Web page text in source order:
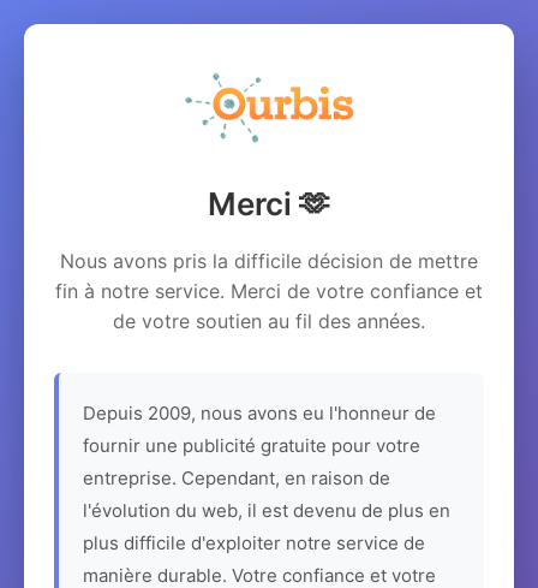
Merci 🫶
Nous avons pris la difficile décision de mettre
fin à notre service. Merci de votre confiance et
de votre soutien au fil des années.
Depuis 2009, nous avons eu l'honneur de
fournir une publicité gratuite pour votre
entreprise. Cependant, en raison de
l'évolution du web, il est devenu de plus en
plus difficile d'exploiter notre service de
manière durable. Votre confiance et votre